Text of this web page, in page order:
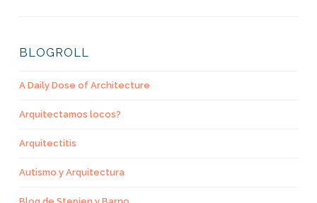
BLOGROLL
A Daily Dose of Architecture
Arquitectamos locos?
Arquitectitis
Autismo y Arquitectura
Blog de Stepien y Barno